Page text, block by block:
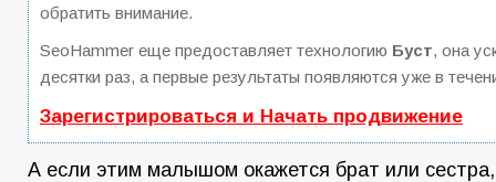
обратить внимание.
SeoHammer еще предоставляет технологию Буст, она
десятки раз, а первые результаты появляются уже в
Зарегистрироваться и Начать продвижение
А если этим малышом окажется брат или